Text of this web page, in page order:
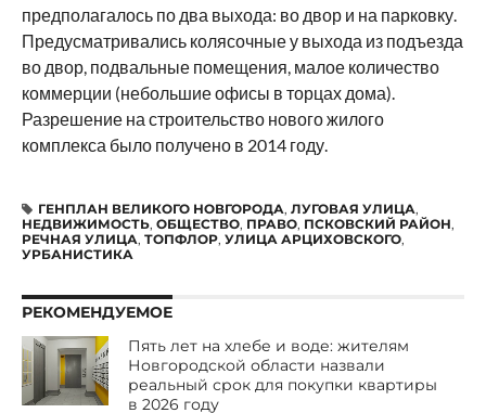
предполагалось по два выхода: во двор и на парковку.
Предусматривались колясочные у выхода из подъезда
во двор, подвальные помещения, малое количество
коммерции (небольшие офисы в торцах дома).
Разрешение на строительство нового жилого
комплекса было получено в 2014 году.
ГЕНПЛАН ВЕЛИКОГО НОВГОРОДА, ЛУГОВАЯ УЛИЦА,
НЕДВИЖИМОСТЬ, ОБЩЕСТВО, ПРАВО, ПСКОВСКИЙ РАЙОН,
РЕЧНАЯ УЛИЦА, ТОПФЛОР, УЛИЦА АРЦИХОВСКОГО,
УРБАНИСТИКА
РЕКОМЕНДУЕМОЕ
Пять лет на хлебе и воде: жителям
Новгородской области назвали
реальный срок для покупки квартиры
в 2026 году